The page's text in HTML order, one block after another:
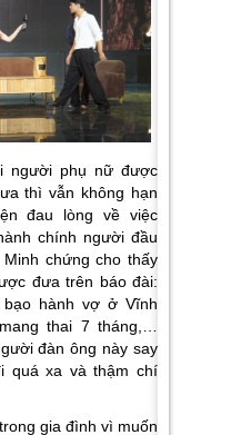
người phụ nữ được
thì vẫn không hạn
đau lòng về việc
chính người đầu
chứng cho thấy
đưa trên báo đài:
hành vợ ở Vĩnh
thai 7 tháng,…
đàn ông này say
quá xa và thậm chí
gia đình vì muốn